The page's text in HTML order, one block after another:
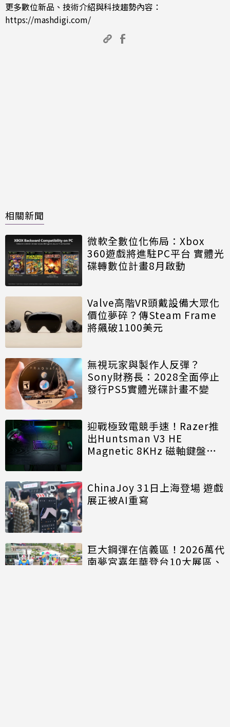
更多數位新品、技術介紹與科技趨勢內容：
https://mashdigi.com/
相關新聞
微軟全數位化佈局：Xbox
360遊戲將進駐PC平台 實體光
碟轉數位計畫8月啟動
Valve高階VR頭戴設備大眾化
價位夢碎？傳Steam Frame
將飆破1100美元
無視玩家與製作人反彈？
Sony財務長：2028全面停止
發行PS5實體光碟計畫不變
迎戰極致電競手速！Razer推
出Huntsman V3 HE
Magnetic 8KHz 磁軸鍵盤效
ChinaJoy 31日上海登場 遊戲
展正被AI重寫
巨大鋼彈在信義區！2026萬代
南夢宮嘉年華登台10大展區、